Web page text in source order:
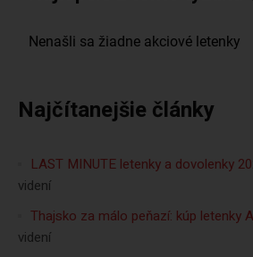
Najčítanejšie články
LAST MINUTE letenky a dovolenky
videní
Thajsko za málo peňazí: kúp letenky
videní